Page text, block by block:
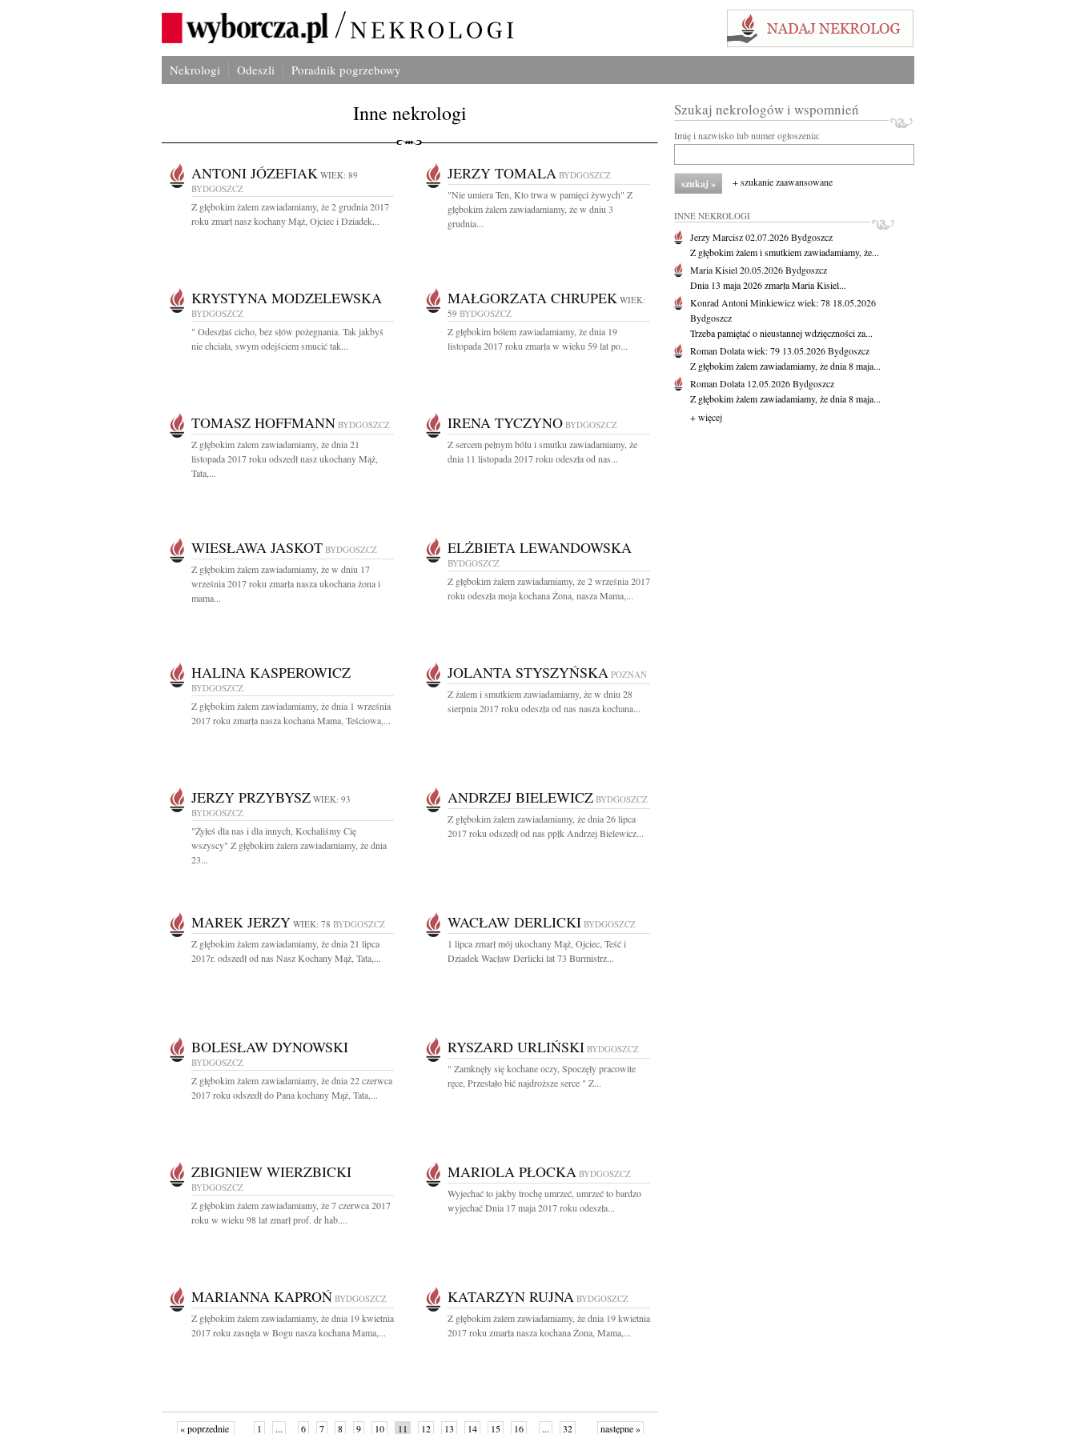
Nekrologi Odeszli Poradnik pogrzebowy
Inne nekrologi
ANTONI JÓZEFIAK WIEK: 89
BYDGOSZCZ
Z głębokim żalem zawiadamiamy, że 2 grudnia 2017
roku zmarł nasz kochany Mąż, Ojciec i Dziadek...
JERZY TOMALA BYDGOSZCZ
"Nie umiera Ten, Kto trwa w pamięci żywych" Z
głębokim żalem zawiadamiamy, że w dniu 3
grudnia...
KRYSTYNA MODZELEWSKA
BYDGOSZCZ
" Odeszłaś cicho, bez słów pożegnania. Tak jakbyś
nie chciała, swym odejściem smucić tak...
MAŁGORZATA CHRUPEK WIEK:
59 BYDGOSZCZ
Z głębokim bólem zawiadamiamy, że dnia 19
listopada 2017 roku zmarła w wieku 59 lat po...
TOMASZ HOFFMANN BYDGOSZCZ
Z głębokim żalem zawiadamiamy, że dnia 21
listopada 2017 roku odszedł nasz ukochany Mąż,
Tata,...
IRENA TYCZYNO BYDGOSZCZ
Z sercem pełnym bólu i smutku zawiadamiamy, że
dnia 11 listopada 2017 roku odeszła od nas...
WIESŁAWA JASKOT BYDGOSZCZ
Z głębokim żalem zawiadamiamy, że w dniu 17
września 2017 roku zmarła nasza ukochana żona i
mama...
ELŻBIETA LEWANDOWSKA
BYDGOSZCZ
Z głębokim żalem zawiadamiamy, że 2 września 2017
roku odeszła moja kochana Żona, nasza Mama,...
HALINA KASPEROWICZ
BYDGOSZCZ
Z głębokim żalem zawiadamiamy, że dnia 1 września
2017 roku zmarła nasza kochana Mama, Teściowa,...
JOLANTA STYSZYŃSKA POZNAŃ
Z żalem i smutkiem zawiadamiamy, że w dniu 28
sierpnia 2017 roku odeszła od nas nasza kochana...
JERZY PRZYBYSZ WIEK: 93
BYDGOSZCZ
"Żyłeś dla nas i dla innych, Kochaliśmy Cię
wszyscy" Z głębokim żalem zawiadamiamy, że dnia
23...
ANDRZEJ BIELEWICZ BYDGOSZCZ
Z głębokim żalem zawiadamiamy, że dnia 26 lipca
2017 roku odszedł od nas ppłk Andrzej Bielewicz...
MAREK JERZY WIEK: 78 BYDGOSZCZ
Z głębokim żalem zawiadamiamy, że dnia 21 lipca
2017r. odszedł od nas Nasz Kochany Mąż, Tata,...
WACŁAW DERLICKI BYDGOSZCZ
1 lipca zmarł mój ukochany Mąż, Ojciec, Teść i
Dziadek Wacław Derlicki lat 73 Burmistrz...
BOLESŁAW DYNOWSKI
BYDGOSZCZ
Z głębokim żalem zawiadamiamy, że dnia 22 czerwca
2017 roku odszedł do Pana kochany Mąż, Tata,...
RYSZARD URLIŃSKI BYDGOSZCZ
" Zamknęły się kochane oczy, Spoczęły pracowite
ręce, Przestało bić najdroższe serce " Z...
ZBIGNIEW WIERZBICKI
BYDGOSZCZ
Z głębokim żalem zawiadamiamy, że 7 czerwca 2017
roku w wieku 98 lat zmarł prof. dr hab....
MARIOLA PŁOCKA BYDGOSZCZ
Wyjechać to jakby trochę umrzeć, umrzeć to bardzo
wyjechać Dnia 17 maja 2017 roku odeszła...
MARIANNA KAPROŃ BYDGOSZCZ
Z głębokim żalem zawiadamiamy, że dnia 19 kwietnia
2017 roku zasnęła w Bogu nasza kochana Mama,...
KATARZYN RUJNA BYDGOSZCZ
Z głębokim żalem zawiadamiamy, że dnia 19 kwietnia
2017 roku zmarła nasza kochana Żona, Mama,...
« poprzednie 1 ... 6 7 8 9 10 11 12 13 14 15 16 ... 32 następne »
Szukaj nekrologów i wspomnień
Imię i nazwisko lub numer ogłoszenia:
+ szukanie zaawansowane
INNE NEKROLOGI
Jerzy Marcisz02.07.2026Bydgoszcz
Z głębokim żalem i smutkiem zawiadamiamy, że...
Maria Kisiel20.05.2026Bydgoszcz
Dnia 13 maja 2026 zmarła Maria Kisiel...
Konrad Antoni Minkiewiczwiek: 78 18.05.2026
Bydgoszcz
Trzeba pamiętać o nieustannej wdzięczności za...
Roman Dolatawiek: 79 13.05.2026Bydgoszcz
Z głębokim żalem zawiadamiamy, że dnia 8 maja...
Roman Dolata 12.05.2026Bydgoszcz
Z głębokim żalem zawiadamiamy, że dnia 8 maja...
+ więcej